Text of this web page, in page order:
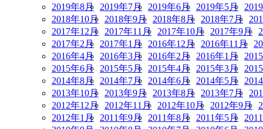
2019年8月
2019年7月 2019年6月 2019年5月
2018年10月
2018年9月 2018年8月 2018年7月
2017年12月
2017年11月 2017年10月 2017年9月
2017年2月
2017年1月 2016年12月 2016年11月
2016年4月
2016年3月 2016年2月 2016年1月
2015年6月
2015年5月 2015年4月 2015年3月
2014年8月
2014年7月 2014年6月 2014年5月
2013年10月
2013年9月 2013年8月 2013年7月
2012年12月
2012年11月 2012年10月 2012年9月
2012年1月
2011年9月 2011年8月 2011年5月